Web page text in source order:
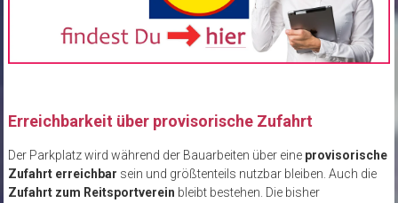
Erreichbarkeit über provisorische Zufahrt
Der Parkplatz wird während der Bauarbeiten über eine provisorische
Zufahrt erreichbar sein und größtenteils nutzbar bleiben. Auch die
Zufahrt zum Reitsportverein bleibt bestehen. Die bisher